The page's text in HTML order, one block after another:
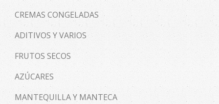
CREMAS CONGELADAS
ADITIVOS Y VARIOS
FRUTOS SECOS
AZÚCARES
MANTEQUILLA Y MANTECA